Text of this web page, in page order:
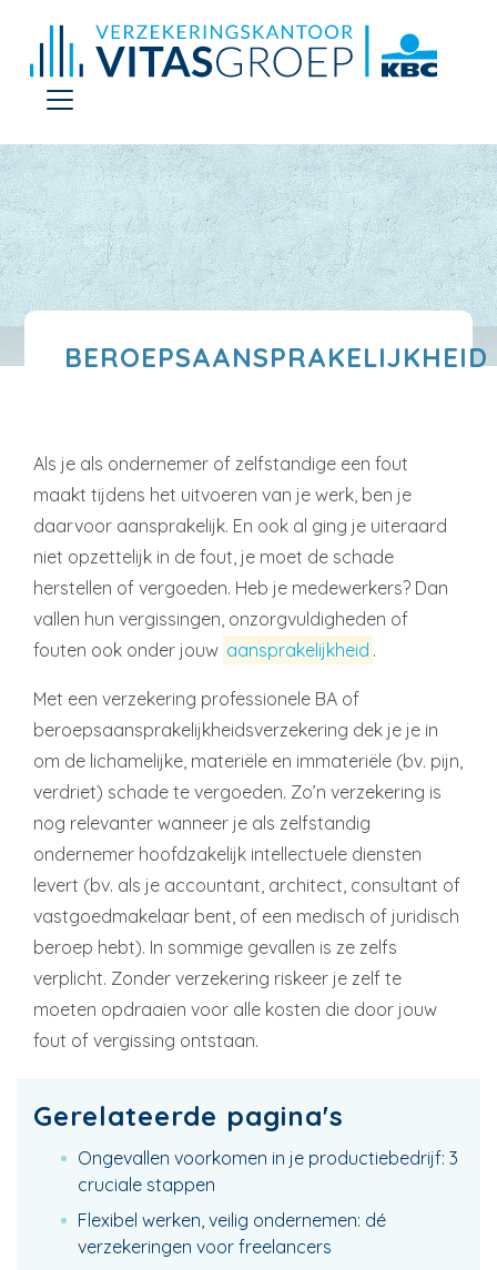
BEROEPSAANSPRAKELIJKHEID
Als je als ondernemer of zelfstandige een fout
maakt tijdens het uitvoeren van je werk, ben je
daarvoor aansprakelijk. En ook al ging je uiteraard
niet opzettelijk in de fout, je moet de schade
herstellen of vergoeden. Heb je medewerkers? Dan
vallen hun vergissingen, onzorgvuldigheden of
fouten ook onder jouw aansprakelijkheid .
Met een verzekering professionele BA of
beroepsaansprakelijkheidsverzekering dek je je in
om de lichamelijke, materiële en immateriële (bv. pijn,
verdriet) schade te vergoeden. Zo’n verzekering is
nog relevanter wanneer je als zelfstandig
ondernemer hoofdzakelijk intellectuele diensten
levert (bv. als je accountant, architect, consultant of
vastgoedmakelaar bent, of een medisch of juridisch
beroep hebt). In sommige gevallen is ze zelfs
verplicht. Zonder verzekering riskeer je zelf te
moeten opdraaien voor alle kosten die door jouw
fout of vergissing ontstaan.
Gerelateerde pagina's
Ongevallen voorkomen in je productiebedrijf: 3
cruciale stappen
Flexibel werken, veilig ondernemen: dé
verzekeringen voor freelancers